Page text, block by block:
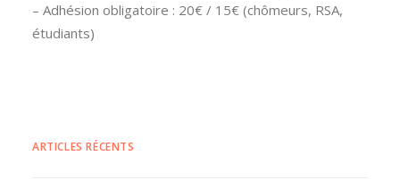
– Adhésion obligatoire : 20€ / 15€ (chômeurs, RSA,
étudiants)
ARTICLES RÉCENTS